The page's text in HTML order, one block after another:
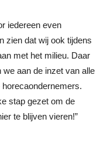
iedereen even
zien dat wij ook tijdens
met het milieu. Daar
aan de inzet van alle
stap gezet om de
te blijven vieren!”